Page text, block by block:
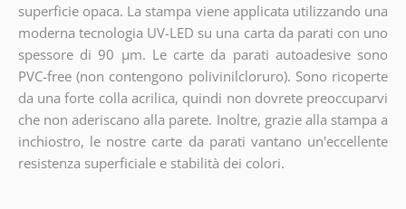
superficie opaca. La stampa viene applicata utilizzando una
moderna tecnologia UV-LED su una carta da parati con uno
spessore di 90 µm. Le carte da parati autoadesive sono
PVC-free (non contengono polivinilcloruro). Sono ricoperte
da una forte colla acrilica, quindi non dovrete preoccuparvi
che non aderiscano alla parete. Inoltre, grazie alla stampa a
inchiostro, le nostre carte da parati vantano un'eccellente
resistenza superficiale e stabilità dei colori.